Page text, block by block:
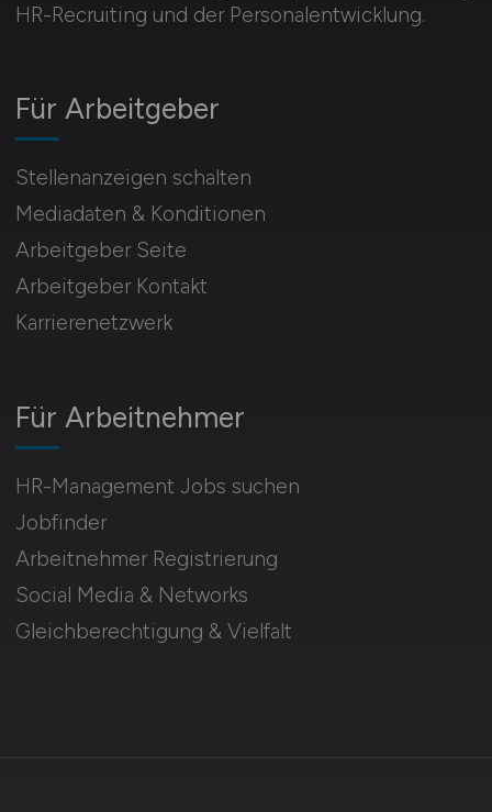
HR-Recruiting und der Personalentwicklung.
Für Arbeitnehmer
HR-Management Jobs suchen
Jobfinder
Arbeitnehmer Registrierung
Social Media & Networks
Gleichberechtigung & Vielfalt
Für Arbeitgeber
Stellenanzeigen schalten
Mediadaten & Konditionen
Arbeitgeber Seite
Arbeitgeber Kontakt
Karrierenetzwerk